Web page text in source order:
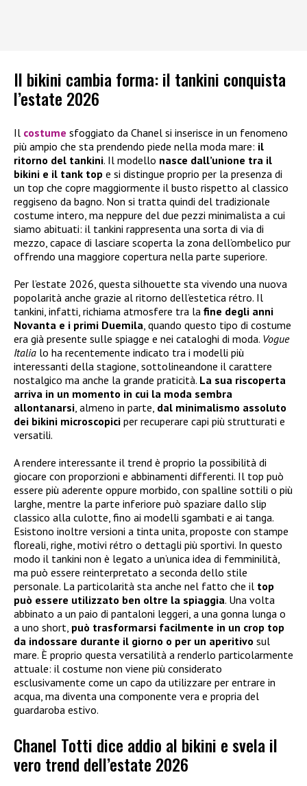
Il bikini cambia forma: il tankini conquista
l’estate 2026
Il costume sfoggiato da Chanel si inserisce in un fenomeno
più ampio che sta prendendo piede nella moda mare: il
ritorno del tankini. Il modello nasce dall’unione tra il
bikini e il tank top e si distingue proprio per la presenza di
un top che copre maggiormente il busto rispetto al classico
reggiseno da bagno. Non si tratta quindi del tradizionale
costume intero, ma neppure del due pezzi minimalista a cui
siamo abituati: il tankini rappresenta una sorta di via di
mezzo, capace di lasciare scoperta la zona dell’ombelico pur
offrendo una maggiore copertura nella parte superiore.
Per l’estate 2026, questa silhouette sta vivendo una nuova
popolarità anche grazie al ritorno dell’estetica rétro. Il
tankini, infatti, richiama atmosfere tra la fine degli anni
Novanta e i primi Duemila, quando questo tipo di costume
era già presente sulle spiagge e nei cataloghi di moda. Vogue
Italia lo ha recentemente indicato tra i modelli più
interessanti della stagione, sottolineandone il carattere
nostalgico ma anche la grande praticità. La sua riscoperta
arriva in un momento in cui la moda sembra
allontanarsi, almeno in parte, dal minimalismo assoluto
dei bikini microscopici per recuperare capi più strutturati e
versatili.
A rendere interessante il trend è proprio la possibilità di
giocare con proporzioni e abbinamenti differenti. Il top può
essere più aderente oppure morbido, con spalline sottili o più
larghe, mentre la parte inferiore può spaziare dallo slip
classico alla culotte, fino ai modelli sgambati e ai tanga.
Esistono inoltre versioni a tinta unita, proposte con stampe
floreali, righe, motivi rétro o dettagli più sportivi. In questo
modo il tankini non è legato a un’unica idea di femminilità,
ma può essere reinterpretato a seconda dello stile
personale. La particolarità sta anche nel fatto che il top
può essere utilizzato ben oltre la spiaggia. Una volta
abbinato a un paio di pantaloni leggeri, a una gonna lunga o
a uno short, può trasformarsi facilmente in un crop top
da indossare durante il giorno o per un aperitivo sul
mare. È proprio questa versatilità a renderlo particolarmente
attuale: il costume non viene più considerato
esclusivamente come un capo da utilizzare per entrare in
acqua, ma diventa una componente vera e propria del
guardaroba estivo.
Chanel Totti dice addio al bikini e svela il
vero trend dell’estate 2026